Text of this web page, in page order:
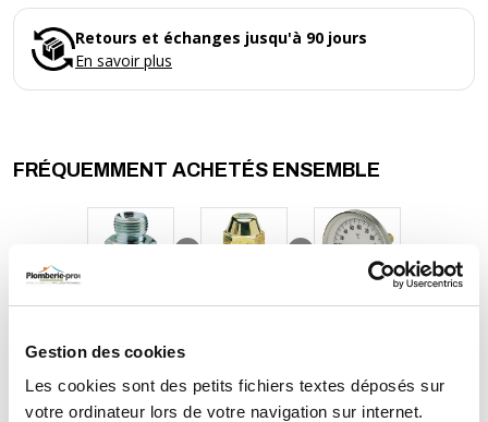
Gestion des cookies
Les cookies sont des petits fichiers textes déposés sur
votre ordinateur lors de votre navigation sur internet.
Retours et échanges jusqu'à 90 jours
En savoir plus
FRÉQUEMMENT ACHETÉS ENSEMBLE
Prix total de la sélection :
AJOUTER 3PRODUITS AU PANIER